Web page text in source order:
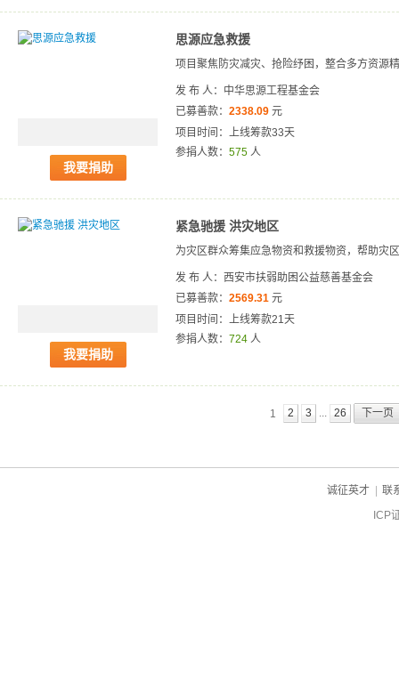
我要捐助
思源应急救援
项目聚焦防灾减灾、抢险纾困，整合多方资源
发 布 人：中华思源工程基金会
已募善款： 2338.09 元
项目时间：上线筹款33天
参捐人数： 575 人
我要捐助
紧急驰援 洪灾地区
为灾区群众筹集应急物资和救援物资，帮助灾
发 布 人：西安市扶弱助困公益慈善基金会
已募善款： 2569.31 元
项目时间：上线筹款21天
参捐人数： 724 人
1 2 3 26 下一页
诚征英才
联
ICP